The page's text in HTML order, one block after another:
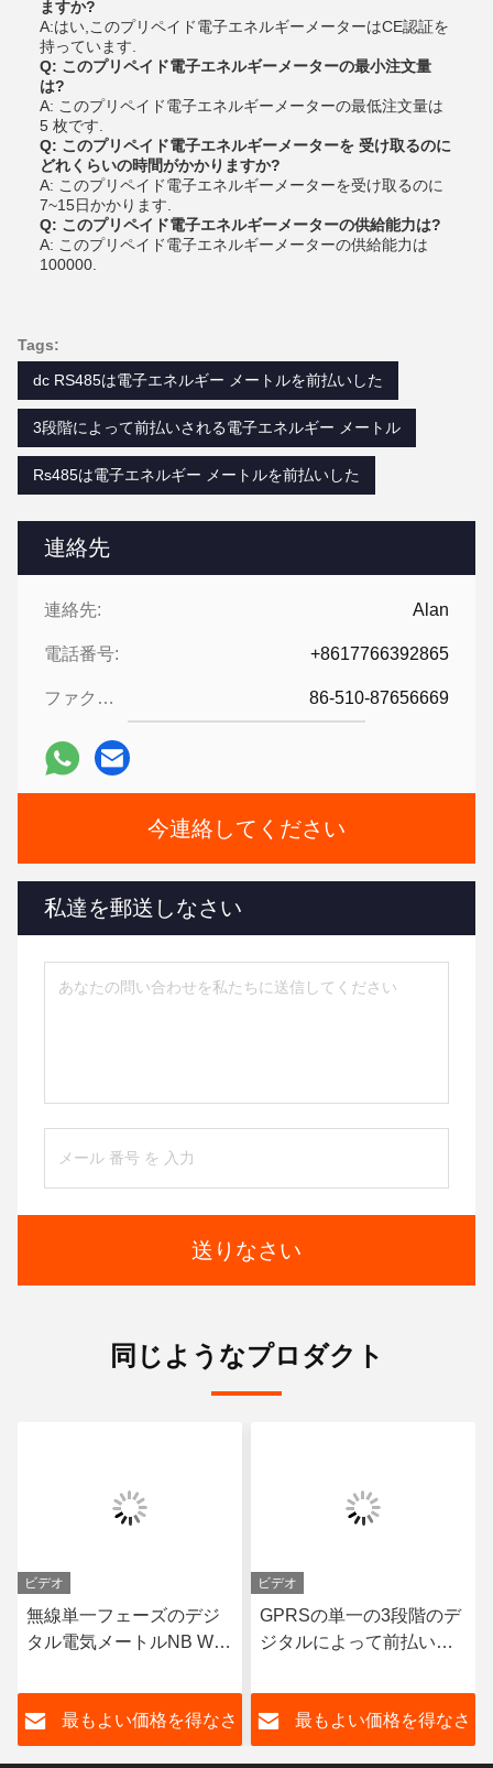
連絡先
連絡先: Alan
電話番号: +8617766392865
ファクシミリ: 86-510-87656669
今連絡してください
私達を郵送しなさい
送りなさい
ますか?
A:はい,このプリペイド電子エネルギーメーターはCE認証を
持っています.
Q: このプリペイド電子エネルギーメーターの最小注文量
は?
A: このプリペイド電子エネルギーメーターの最低注文量は
5 枚です.
Q: このプリペイド電子エネルギーメーターを 受け取るのに
どれくらいの時間がかかりますか?
A: このプリペイド電子エネルギーメーターを受け取るのに
7~15日かかります.
Q: このプリペイド電子エネルギーメーターの供給能力は?
A: このプリペイド電子エネルギーメーターの供給能力は
100000.
Tags:
dc RS485は電子エネルギー メートルを前払いした
3段階によって前払いされる電子エネルギー メートル
Rs485は電子エネルギー メートルを前払いした
同じようなプロダクト
ビデオ
無線単一フェーズのデジ
タル電気メートルNB Wifi
多税率
最もよい価格を得なさ
ビデオ
GPRSの単一の3段階のデ
ジタルによって前払いさ
トルLCDの表示
最もよい価格を得なさ